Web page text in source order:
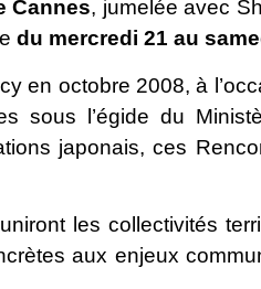
Cannes, jumelée avec
du mercredi 21 au
en octobre 2008, à
sous l’égide du
japonais, ces
les collectivités
aux enjeux